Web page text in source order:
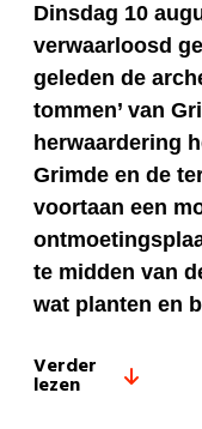
Dinsdag 10
verwaarloosd
geleden de
tommen’ van
herwaardering
Grimde en de
voortaan een
te midden van
wat planten en
Verder
lezen